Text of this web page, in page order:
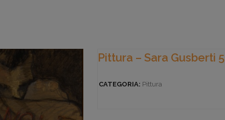
Pittura – Sara Gusberti 5
CATEGORIA: Pittura